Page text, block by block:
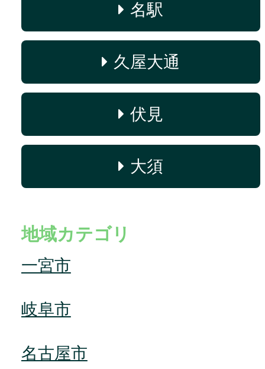
名駅
久屋大通
伏見
大須
地域カテゴリ
一宮市
岐阜市
名古屋市